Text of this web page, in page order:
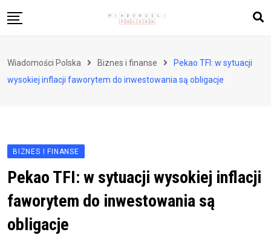
to
Zdrowie i styl życia
Wiadomości Polska Biznes i finanse
Pekao TFI: w sytuacji
wysokiej inflacji faworytem do inwestowania są obligacje
BIZNES I FINANSE
Pekao TFI: w sytuacji wysokiej inflacji
faworytem do inwestowania są
obligacje